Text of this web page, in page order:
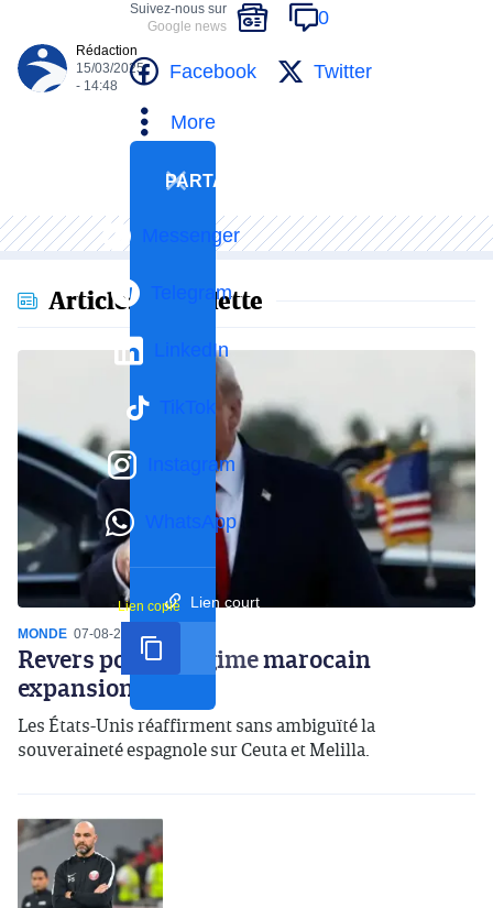
Rédaction
15/03/2025
- 14:48
Suivez-nous sur
Google news
0
Facebook Twitter
More
PARTAGER
Messenger
Telegram
LinkedIn
TikTok
Instagram
WhatsApp
Lien court
Lien copié
Articles en vedette
MONDE 07-08-2026 16:59
Revers pour le régime marocain
expansionniste
Les États-Unis réaffirment sans ambiguïté la
souveraineté espagnole sur Ceuta et Melilla.